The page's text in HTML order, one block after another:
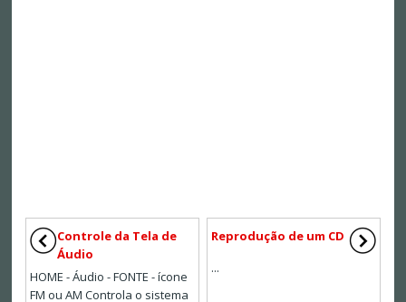
Controle da Tela de
Áudio
HOME - Áudio - FONTE - ícone
FM ou AM Controla o sistema
Reprodução de um CD
...